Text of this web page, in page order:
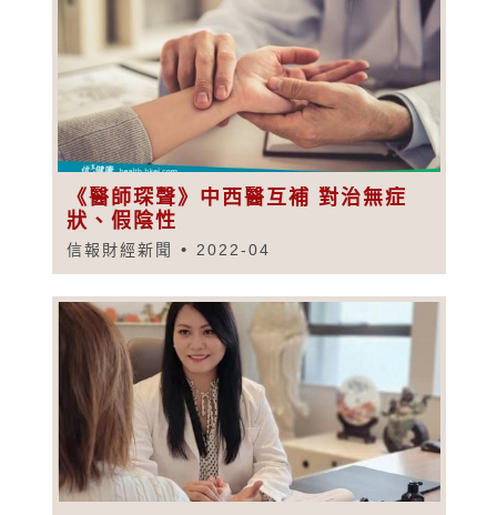
《醫師琛聲》中西醫互補 對治無症
狀、假陰性
信報財經新聞 2022-04